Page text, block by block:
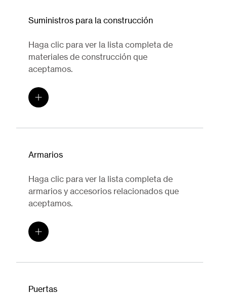
Suministros para la construcción
Haga clic para ver la lista completa de
materiales de construcción que
aceptamos.
Armarios
Haga clic para ver la lista completa de
armarios y accesorios relacionados que
aceptamos.
Puertas